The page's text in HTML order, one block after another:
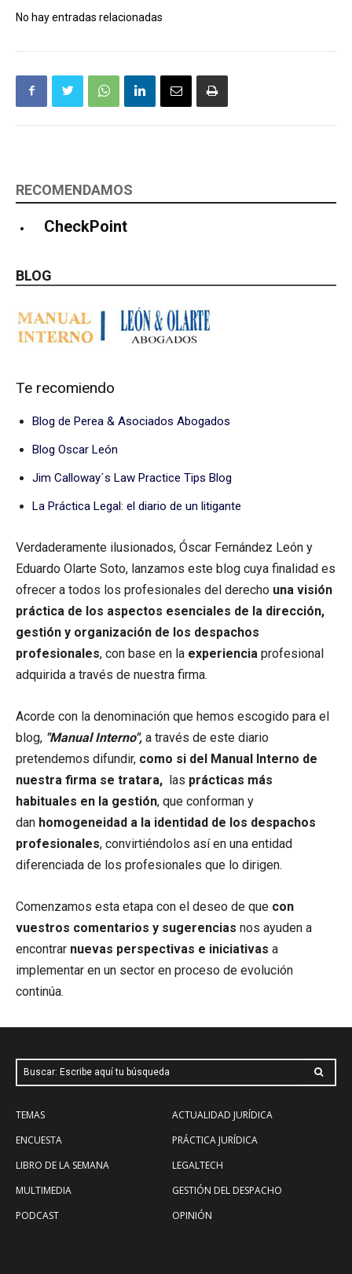
No hay entradas relacionadas
RECOMENDAMOS
CheckPoint
BLOG
Te recomiendo
Blog de Perea & Asociados Abogados
Blog Oscar León
Jim Calloway´s Law Practice Tips Blog
La Práctica Legal: el diario de un litigante
Verdaderamente ilusionados, Óscar Fernández León y
Eduardo Olarte Soto, lanzamos este blog cuya finalidad es
ofrecer a todos los profesionales del derecho una visión
práctica de los aspectos esenciales de la dirección,
gestión y organización de los despachos
profesionales, con base en la experiencia profesional
adquirida a través de nuestra firma.
Acorde con la denominación que hemos escogido para el
blog, "Manual Interno", a través de este diario
pretendemos difundir, como si del Manual Interno de
nuestra firma se tratara, las prácticas más
habituales en la gestión, que conforman y
dan homogeneidad a la identidad de los despachos
profesionales, convirtiéndolos así en una entidad
diferenciada de los profesionales que lo dirigen.
Comenzamos esta etapa con el deseo de que con
vuestros comentarios y sugerencias nos ayuden a
encontrar nuevas perspectivas e iniciativas a
implementar en un sector en proceso de evolución
continúa.
Buscar: Escribe aquí tu búsqueda
TEMAS
ENCUESTA
LIBRO DE LA SEMANA
MULTIMEDIA
PODCAST
ACTUALIDAD JURÍDICA
PRÁCTICA JURÍDICA
LEGALTECH
GESTIÓN DEL DESPACHO
OPINIÓN